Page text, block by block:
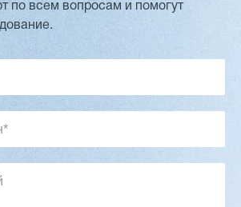
шипорез MX6015
типа
по всем вопросам и помогут